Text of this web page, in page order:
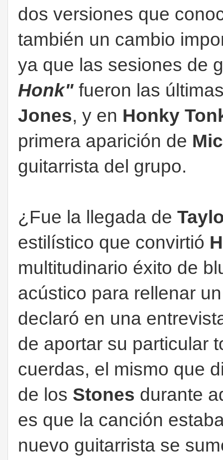
dos versiones que
también un cambio
ya que las sesiones de
Honk" fueron las
Jones, y en Honky
primera aparición de
guitarrista del grupo.
¿Fue la llegada de
estilístico que convirtió
multitudinario éxito de
acústico para rellenar
declaró en una
de aportar su particular
cuerdas, el mismo que
de los Stones durante
es que la canción
nuevo guitarrista se